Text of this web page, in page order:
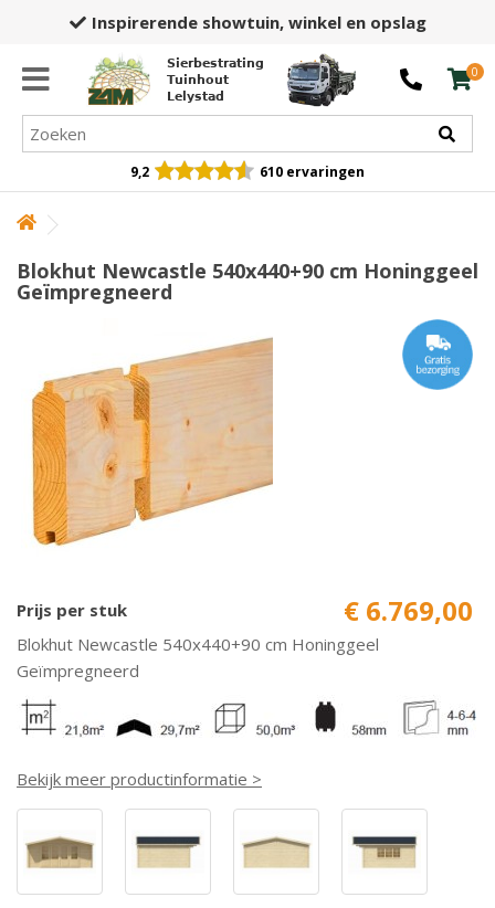
Inspirerende showtuin,winkel en opslag
Sierbestrating
Tuinhout
Lelystad
0
9,2 610 ervaringen
Blokhut Newcastle 540x440+90 cm Honinggeel
Geïmpregneerd
Prijs per stuk € 6.769,00
Blokhut Newcastle 540x440+90 cm Honinggeel
Geïmpregneerd
Bekijk meer productinformatie >